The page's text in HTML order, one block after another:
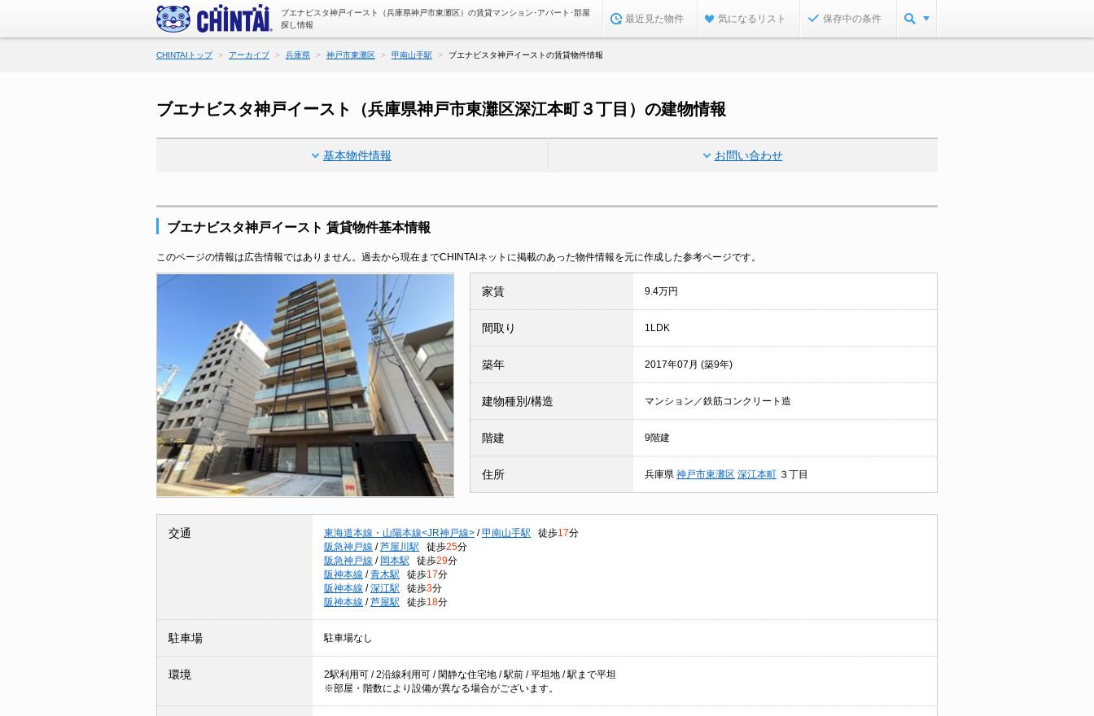
ブエナビスタ神戸イースト（兵庫県神戸市東灘区）の賃貸マンション･アパート･部屋
探し情報
最近見た物件 気になるリスト 保存中の条件
CHINTAIトップ アーカイブ 兵庫県 神戸市東灘区 甲南山手駅 ブエナビスタ神戸イーストの賃貸物件情報
ブエナビスタ神戸イースト（兵庫県神戸市東灘区深江本町３丁目）の建物情報
基本物件情報 お問い合わせ
ブエナビスタ神戸イースト 賃貸物件基本情報
このページの情報は広告情報ではありません。過去から現在までCHINTAIネットに掲載のあった物件情報を元に作成した参考ページです。
家賃 9.4万円
間取り 1LDK
築年 2017年07月 (築9年)
建物種別/構造 マンション／鉄筋コンクリート造
階建 9階建
住所 兵庫県 神戸市東灘区 深江本町 ３丁目
交通 東海道本線・山陽本線<JR神戸線> / 甲南山手駅 徒歩17分
阪急神戸線 / 芦屋川駅 徒歩25分
阪急神戸線 / 岡本駅 徒歩29分
阪神本線 / 青木駅 徒歩17分
阪神本線 / 深江駅 徒歩3分
阪神本線 / 芦屋駅 徒歩18分
駐車場 駐車場なし
環境
2駅利用可 / 2沿線利用可 / 閑静な住宅地 / 駅前 / 平坦地 / 駅まで平坦
※部屋・階数により設備が異なる場合がございます。